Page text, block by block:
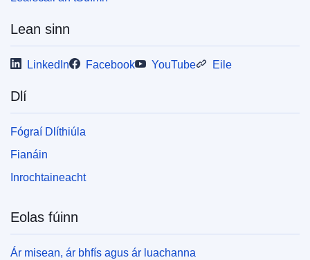
Lean sinn
LinkedIn Facebook YouTube Eile
Dlí
Fógraí Dlíthiúla
Fianáin
Inrochtaineacht
Eolas fúinn
Ár misean, ár bhfís agus ár luachanna